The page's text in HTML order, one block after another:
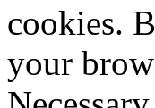
cookies.
your